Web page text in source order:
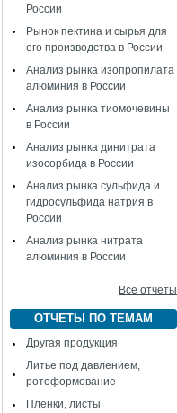
России
Рынок пектина и сырья для
его производства в России
Анализ рынка изопропилата
алюминия в России
Анализ рынка тиомочевины
в России
Анализ рынка динитрата
изосорбида в России
Анализ рынка сульфида и
гидросульфида натрия в
России
Анализ рынка нитрата
алюминия в России
Все отчеты
ОТЧЕТЫ ПО ТЕМАМ
Другая продукция
Литье под давлением,
ротоформование
Пленки, листы